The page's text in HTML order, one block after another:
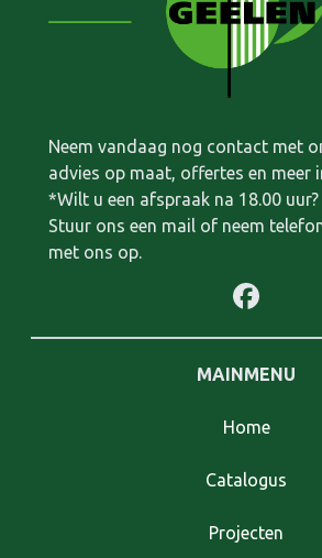
Neem vandaag nog contact met
advies op maat, offertes en meer
*Wilt u een afspraak na 18.00
Stuur ons een mail of neem
met ons op.
MAINMENU
Home
Catalogus
Projecten